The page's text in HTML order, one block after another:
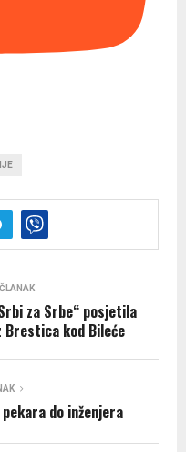
za Srbe“ posjetila
kod Bileće
do inženjera